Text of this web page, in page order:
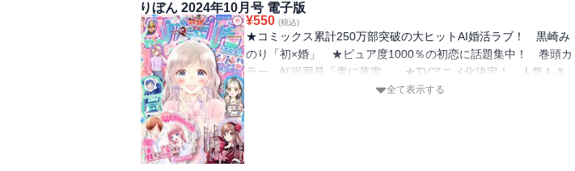
★ピュア度1000％の初恋に話題集中！ 虹沢羽見「青に落
雷」 ★美しすぎるあの子にみんなが夢中！ 柚原瑞香「となり
はふつうのニジカ（ちゃん）」 ★最恐ロングヒット・ホラ
ー！ いしかわえみ「絶叫学級 転生」
りぼん 2024年10月号 電子版
¥550 (税込)
★コミックス累計250万部突破の大ヒットAI婚活ラブ！ 黒崎み
のり「初×婚」 ★ピュア度1000％の初恋に話題集中！ 巻頭カ
ラー 虹沢羽見「青に落雷」 ★TVアニメ化決定！ 人気もき
ゅんもNo.1！ 村田真優「ハニーレモンソーダ」 ★さっそく
全て表示する